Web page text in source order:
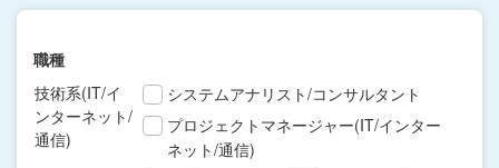
職種
技術系(IT/イ
ンターネット/
通信)
システムアナリスト/コンサルタント
プロジェクトマネージャー(IT/インター
ネット/通信)